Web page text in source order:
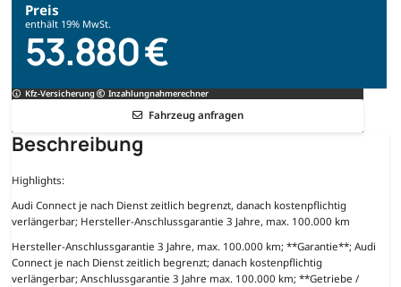
Preis
enthält 19% MwSt.
53.880 €
Kfz-Versicherung Inzahlungnahmerechner
Fahrzeug anfragen
Beschreibung
Highlights:
Audi Connect je nach Dienst zeitlich begrenzt, danach kostenpflichtig
verlängerbar; Hersteller-Anschlussgarantie 3 Jahre, max. 100.000 km
Hersteller-Anschlussgarantie 3 Jahre, max. 100.000 km; **Garantie**; Audi
Connect je nach Dienst zeitlich begrenzt; danach kostenpflichtig
verlängerbar; Anschlussgarantie 3 Jahre max. 100.000 km; **Getriebe /